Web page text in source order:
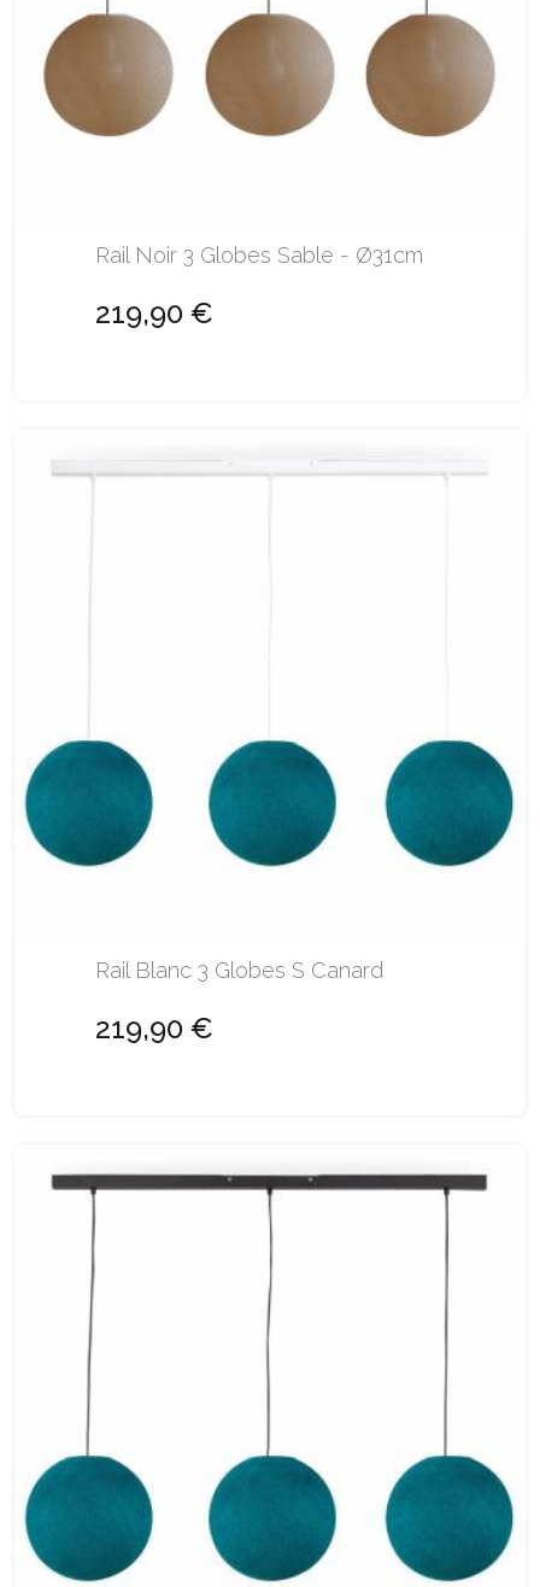
Rail Noir 3 Globes Sable - Ø31cm
219,90 €
Rail Blanc 3 Globes S Canard
219,90 €